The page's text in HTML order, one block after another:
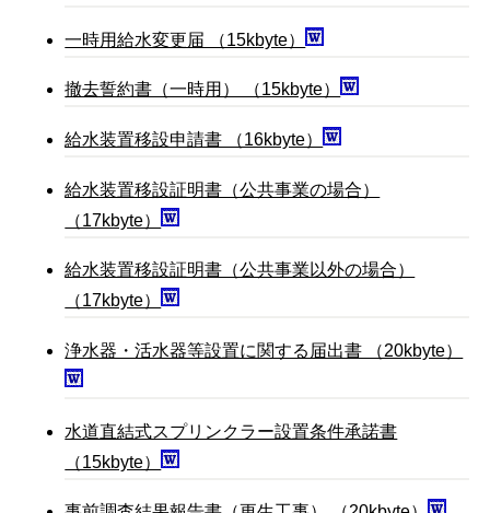
一時用給水変更届 （15kbyte）
撤去誓約書（一時用） （15kbyte）
給水装置移設申請書 （16kbyte）
給水装置移設証明書（公共事業の場合）
（17kbyte）
給水装置移設証明書（公共事業以外の場合）
（17kbyte）
浄水器・活水器等設置に関する届出書 （20kbyte）
水道直結式スプリンクラー設置条件承諾書
（15kbyte）